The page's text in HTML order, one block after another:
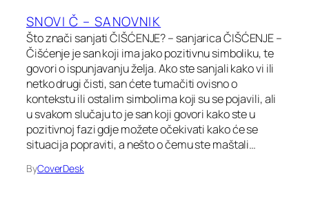
SNOVI Č – SANOVNIK
Što znači sanjati ČIŠĆENJE? – sanjarica ČIŠĆENJE –
Čišćenje je san koji ima jako pozitivnu simboliku, te
govori o ispunjavanju želja. Ako ste sanjali kako vi ili
netko drugi čisti, san ćete tumačiti ovisno o
kontekstu ili ostalim simbolima koji su se pojavili, ali
u svakom slučaju to je san koji govori kako ste u
pozitivnoj fazi gdje možete očekivati kako će se
situacija popraviti, a nešto o čemu ste maštali…
ByCoverDesk